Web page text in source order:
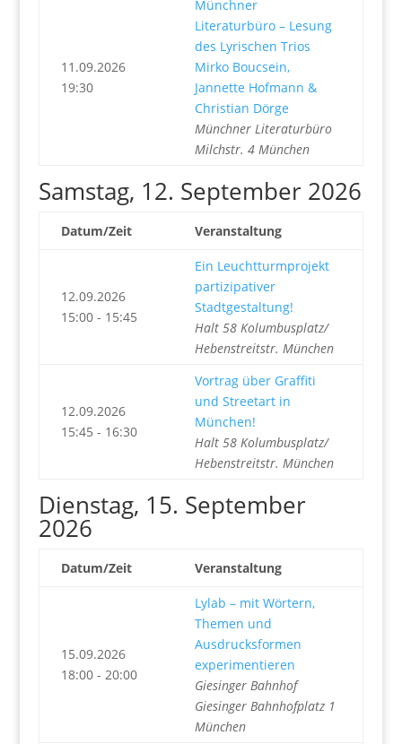
11.09.2026
19:30
Münchner
Literaturbüro – Lesung
des Lyrischen Trios
Mirko Boucsein,
Jannette Hofmann &
Christian Dörge
Münchner Literaturbüro
Milchstr. 4 München
Samstag, 12. September 2026
Datum/Zeit Veranstaltung
12.09.2026
15:00 - 15:45
Ein Leuchtturmprojekt
partizipativer
Stadtgestaltung!
Halt 58 Kolumbusplatz/
Hebenstreitstr. München
12.09.2026
15:45 - 16:30
Vortrag über Graffiti
und Streetart in
München!
Halt 58 Kolumbusplatz/
Hebenstreitstr. München
Dienstag, 15. September
2026
Datum/Zeit Veranstaltung
15.09.2026
18:00 - 20:00
Lylab – mit Wörtern,
Themen und
Ausdrucksformen
experimentieren
Giesinger Bahnhof
Giesinger Bahnhofplatz 1
München